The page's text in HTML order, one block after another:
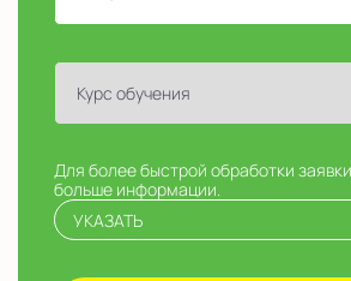
Для более быстрой обработки
больше информации.
УКАЗАТЬ